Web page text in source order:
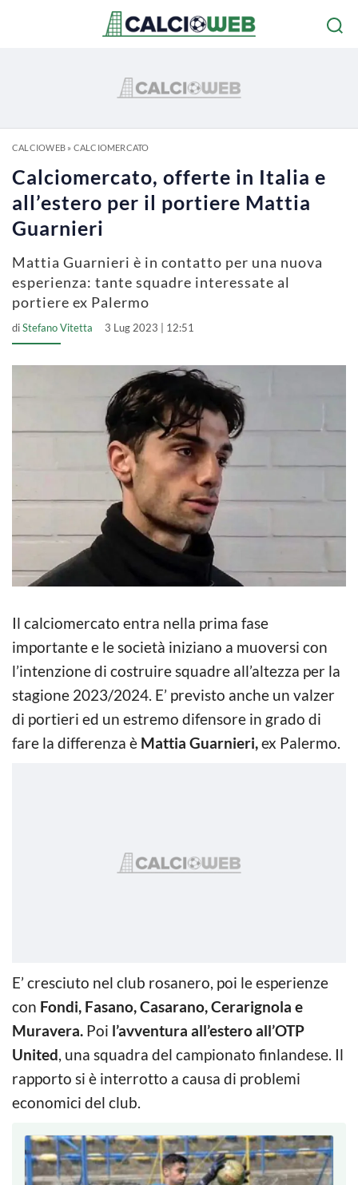
CALCIOWEB» CALCIOMERCATO
Calciomercato, offerte in Italia e
all’estero per il portiere Mattia
Guarnieri
Mattia Guarnieri è in contatto per una nuova
esperienza: tante squadre interessate al
portiere ex Palermo
diStefano Vitetta 3 Lug 2023 | 12:51
Il calciomercato entra nella prima fase
importante e le società iniziano a muoversi con
l’intenzione di costruire squadre all’altezza per la
stagione 2023/2024. E’ previsto anche un valzer
di portieri ed un estremo difensore in grado di
fare la differenza è Mattia Guarnieri,ex Palermo.
E’ cresciuto nel club rosanero, poi le esperienze
con Fondi, Fasano, Casarano, Cerarignola e
Muravera. Poi l’avventura all’estero all’OTP
United, una squadra del campionato finlandese. Il
rapporto si è interrotto a causa di problemi
economici del club.